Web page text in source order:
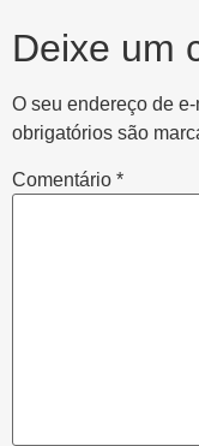
Deixe um
O seu endereço de
obrigatórios são
Comentário *